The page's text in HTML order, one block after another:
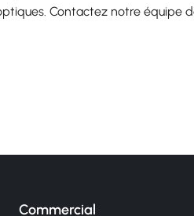
Contactez notre équipe
Commercial